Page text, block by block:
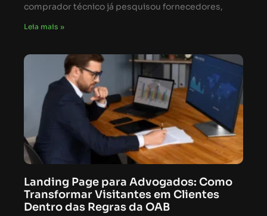
comprador técnico já pesquisou fornecedores,
Leia mais »
Landing Page para Advogados: Como
Transformar Visitantes em Clientes
Dentro das Regras da OAB